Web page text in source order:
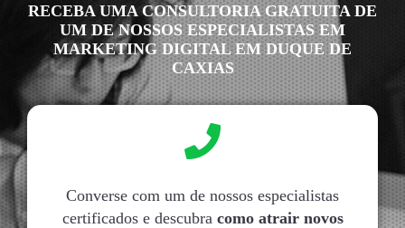
RECEBA UMA CONSULTORIA GRATUITA DE
UM DE NOSSOS ESPECIALISTAS EM
MARKETING DIGITAL EM DUQUE DE
CAXIAS
Converse com um de nossos especialistas
certificados e descubra como atrair novos